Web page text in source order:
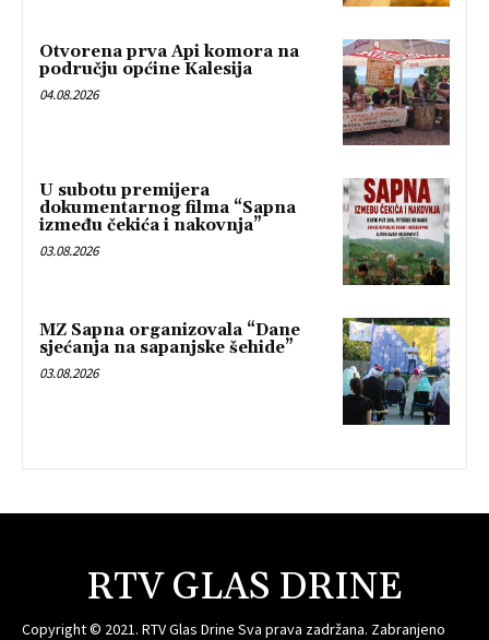
Otvorena prva Api komora na
području općine Kalesija
04.08.2026
U subotu premijera
dokumentarnog filma “Sapna
između čekića i nakovnja”
03.08.2026
MZ Sapna organizovala “Dane
sjećanja na sapanjske šehide”
03.08.2026
RTV GLAS DRINE
Copyright © 2021. RTV Glas Drine Sva prava zadržana. Zabranjeno